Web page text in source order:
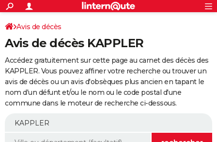
ACTUALITÉS
Politique
Société
Faits Divers
Education
Monde
Villes
+
SPORT
Coupe du monde 2026
Football
Tennis
Cyclisme
Rugby
Forum
Programme TV
TNT
Streaming
Cinéma
Sorties cinéma
Musique
+
FINANCE
Retraite
Epargne
Immobilier
Risques naturels par ville
Banque
Assurance
AUTO
Essais
Réserver un essai
Citadines
Berlines
SUV
Forum auto
+
Mobiles
Meilleur smartphone
Internet
Ordinateurs
Jeux vidéo
Guide high-tech
Avis de décès
Avis de décès KAPPLER
Accédez gratuitement sur cette page au carnet des décès des
KAPPLER. Vous pouvez affiner votre recherche ou trouver un
avis de décès ou un avis d'obsèques plus ancien en tapant le
nom d'un défunt et/ou le nom ou le code postal d'une
commune dans le moteur de recherche ci-dessous.